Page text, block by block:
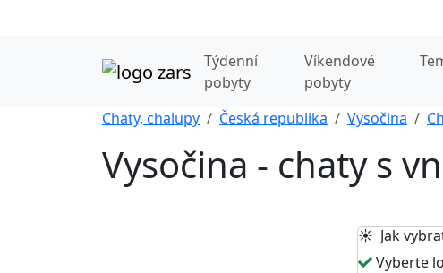
Týdenní
pobyty
Víkendové
pobyty
Chaty, chalupy Česká republika Vysočina
Vysočina - chaty s
☀️ Jak
Vyberte